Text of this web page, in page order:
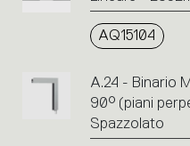
AQ15104
A.24 - Binario
90° (piani
Spazzolato